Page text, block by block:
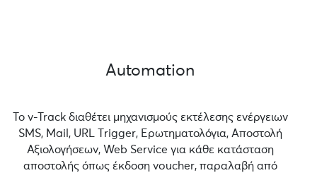
Automation
Το v-Track διαθέτει μηχανισμούς εκτέλεσης ενέργειων
SMS, Mail, URL Τrigger, Ερωτηματολόγια, Αποστολή
Αξιολογήσεων, Web Service για κάθε κατάσταση
αποστολής όπως έκδοση voucher, παραλαβή από